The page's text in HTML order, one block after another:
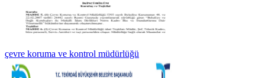
çevre koruma ve kontrol müdürlüğü